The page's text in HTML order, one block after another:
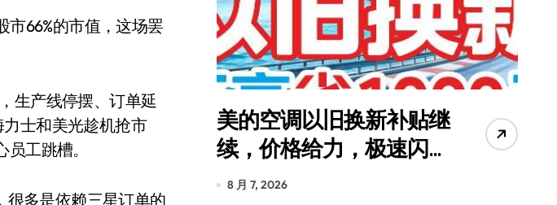
66%的市值，这场罢
生产线停摆、订单延
士和美光趁机抢市
工跳槽。
很多是依赖三星订单的
，苏泊尔
续命了？
美的空调以旧换新补贴继
续，价格给力，极速闪
装！
8 月 7, 2026